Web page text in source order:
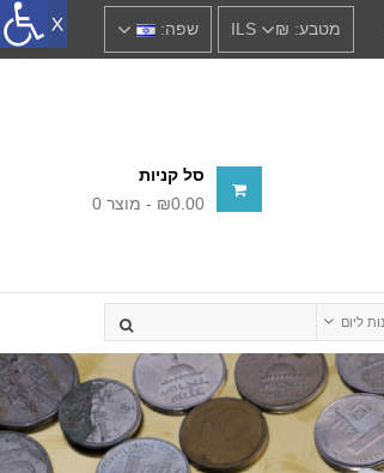
שפה: מטבע: ₪‎ILS
סל קניות
0 מוצר - ₪‎0.00